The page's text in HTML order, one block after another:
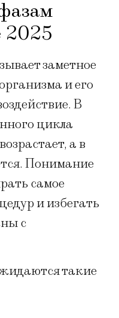
2025
заметное
и его
В
цикла
а в
Понимание
самое
и избегать
с
такие